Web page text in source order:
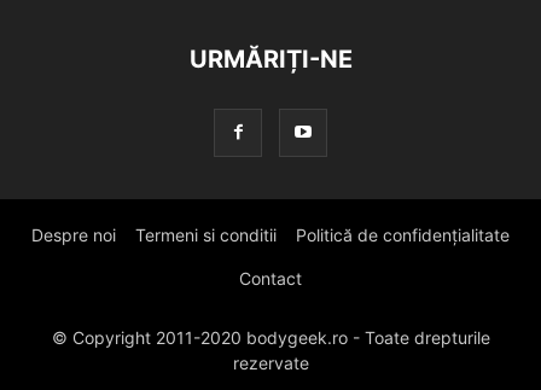
URMĂRIȚI-NE
Despre noi Termeni si conditii Politică de confidențialitate
Contact
© Copyright 2011-2020 bodygeek.ro - Toate drepturile
rezervate